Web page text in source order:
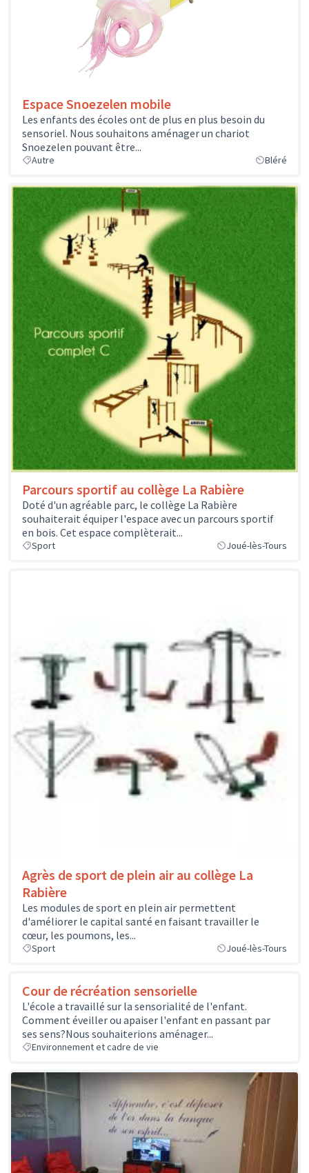
Espace Snoezelen mobile
Les enfants des écoles ont de plus en plus besoin du
sensoriel. Nous souhaitons aménager un chariot
Snoezelen pouvant être...
Autre Bléré
Parcours sportif au collège La Rabière
Doté d'un agréable parc, le collège La Rabière
souhaiterait équiper l'espace avec un parcours sportif
en bois. Cet espace complèterait...
Sport Joué-lès-Tours
Agrès de sport de plein air au collège La
Rabière
Les modules de sport en plein air permettent
d'améliorer le capital santé en faisant travailler le
cœur, les poumons, les...
Sport Joué-lès-Tours
Cour de récréation sensorielle
L'école a travaillé sur la sensorialité de l'enfant.
Comment éveiller ou apaiser l'enfant en passant par
ses sens?Nous souhaiterions aménager...
Environnement et cadre de vie